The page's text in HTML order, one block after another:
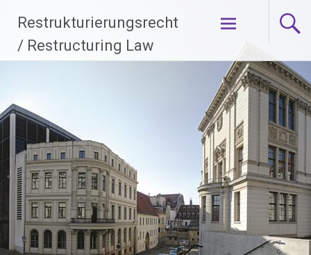
Inhalt
springen
Restrukturierungsrecht
/ Restructuring Law